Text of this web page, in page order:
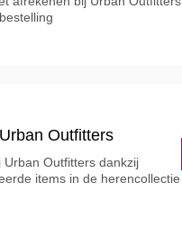
Outfitters
Outfitters dankzij
items in de herencollectie